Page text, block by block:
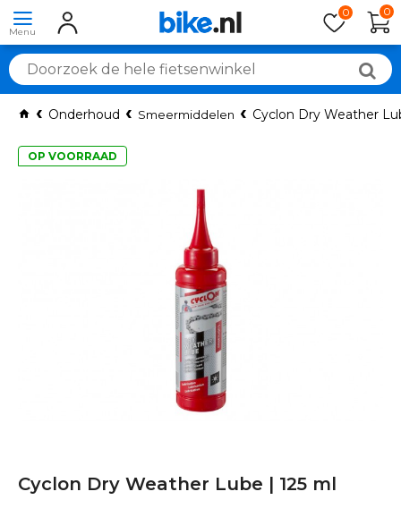
0 0
Onderhoud Smeermiddelen Cyclon Dry Weather
OP VOORRAAD
Cyclon Dry Weather Lube | 125 ml